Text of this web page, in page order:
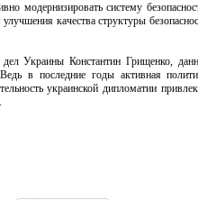
модернизировать систему
качества структуры
Украины Константин Грищенко,
в последние годы активная
украинской дипломатии